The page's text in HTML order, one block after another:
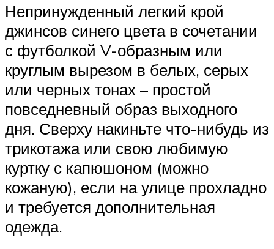
Непринужденный легкий крой
джинсов синего цвета в сочетании
с футболкой V-образным или
круглым вырезом в белых, серых
или черных тонах – простой
повседневный образ выходного
дня. Сверху накиньте что-нибудь из
трикотажа или свою любимую
куртку с капюшоном (можно
кожаную), если на улице прохладно
и требуется дополнительная
одежда.